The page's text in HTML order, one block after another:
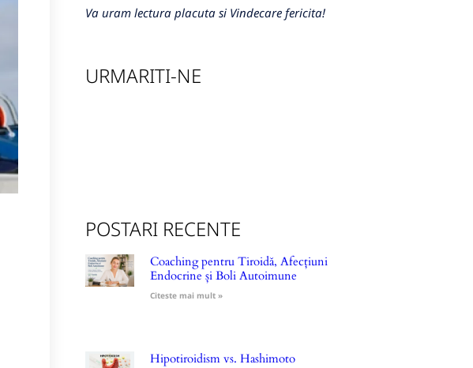
Va uram lectura placuta si Vindecare fericita!
URMARITI-NE
POSTARI RECENTE
Coaching pentru Tiroidă, Afecțiuni
Endocrine și Boli Autoimune
Citeste mai mult »
Hipotiroidism vs. Hashimoto